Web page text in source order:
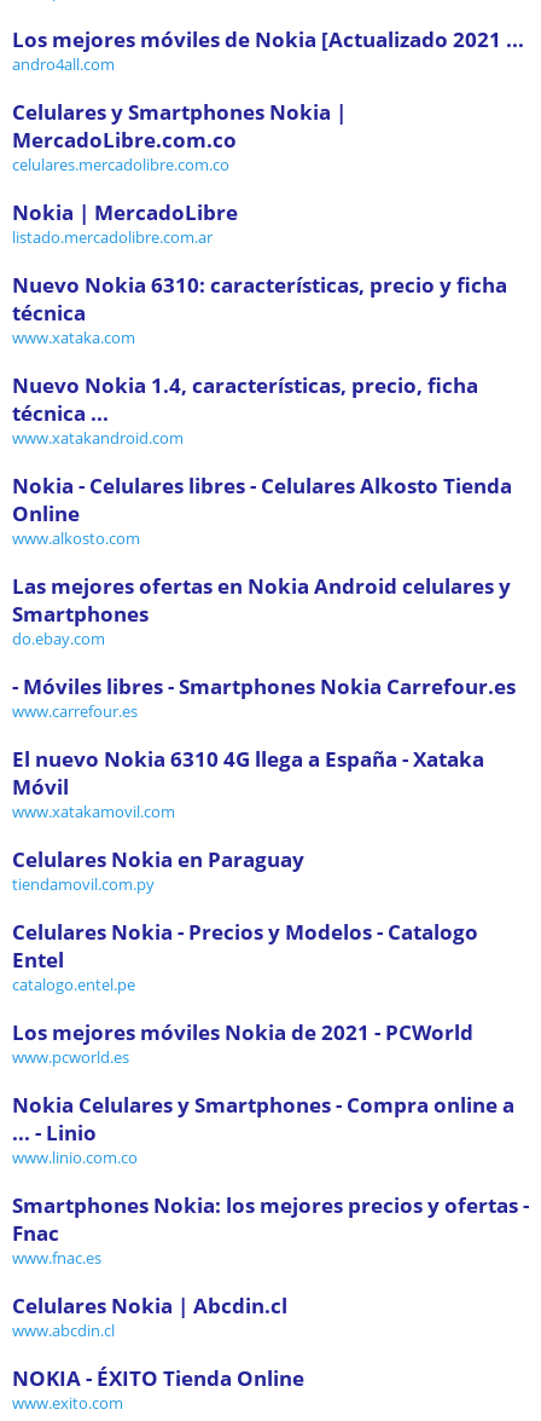
Los mejores móviles de Nokia [Actualizado 2021 ...
andro4all.com
Celulares y Smartphones Nokia |
MercadoLibre.com.co
celulares.mercadolibre.com.co
Nokia | MercadoLibre
listado.mercadolibre.com.ar
Nuevo Nokia 6310: características, precio y ficha
técnica
www.xataka.com
Nuevo Nokia 1.4, características, precio, ficha
técnica ...
www.xatakandroid.com
Nokia - Celulares libres - Celulares Alkosto Tienda
Online
www.alkosto.com
Las mejores ofertas en Nokia Android celulares y
Smartphones
do.ebay.com
- Móviles libres - Smartphones Nokia Carrefour.es
www.carrefour.es
El nuevo Nokia 6310 4G llega a España - Xataka
Móvil
www.xatakamovil.com
Celulares Nokia en Paraguay
tiendamovil.com.py
Celulares Nokia - Precios y Modelos - Catalogo
Entel
catalogo.entel.pe
Los mejores móviles Nokia de 2021 - PCWorld
www.pcworld.es
Nokia Celulares y Smartphones - Compra online a
... - Linio
www.linio.com.co
Smartphones Nokia: los mejores precios y ofertas -
Fnac
www.fnac.es
Celulares Nokia | Abcdin.cl
www.abcdin.cl
NOKIA - ÉXITO Tienda Online
www.exito.com